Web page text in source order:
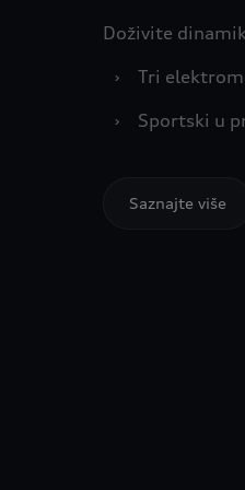
Doživite
›
Tri
›
Sportski u
Saznajte više